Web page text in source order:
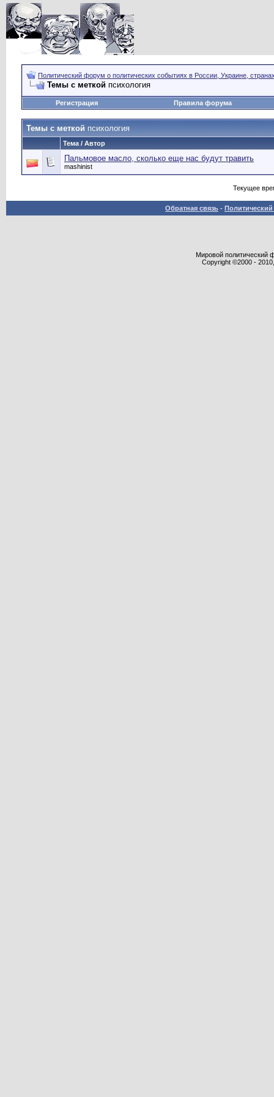
Политический форум о политических событиях в России, Украине,
Темы с меткой психология
Регистрация Правила форума
Темы с меткой психология
Тема / Автор
Пальмовое масло, сколько еще нас будут травить
mashinist
Текущее
Обратная связь -
Мировой политический
Copyright ©2000 -